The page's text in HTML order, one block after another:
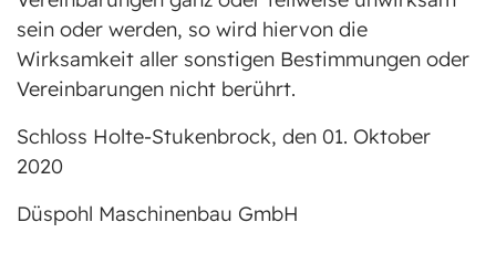
sein oder werden, so wird hiervon die
Wirksamkeit aller sonstigen Bestimmungen oder
Vereinbarungen nicht berührt.
Schloss Holte-Stukenbrock, den 01. Oktober
2020
Düspohl Maschinenbau GmbH